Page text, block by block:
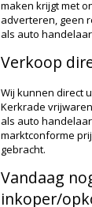
maken krijgt met
adverteren, geen
als auto
Verkoop
Wij kunnen direct
Kerkrade
als auto
marktconforme
gebracht.
Vandaag
inkoper/